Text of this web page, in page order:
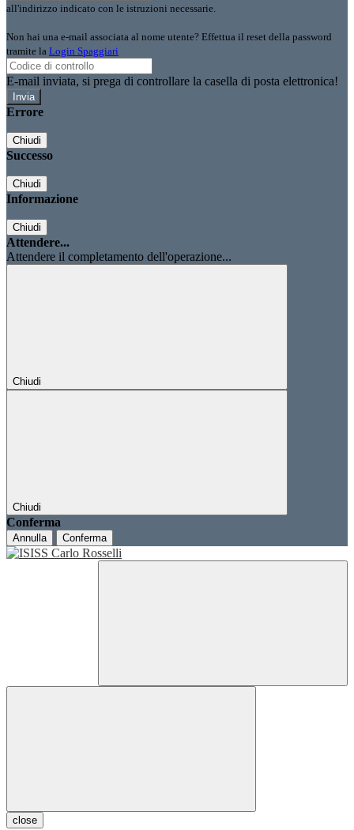
all'indirizzo indicato con le istruzioni necessarie.
Non hai una e-mail associata al nome utente? Effettua il reset della password
tramite la Login Spaggiari
E-mail inviata, si prega di controllare la casella di posta elettronica!
Errore
Chiudi
Successo
Chiudi
Informazione
Chiudi
Attendere...
Attendere il completamento dell'operazione...
Chiudi
Chiudi
Conferma
Annulla Conferma
close